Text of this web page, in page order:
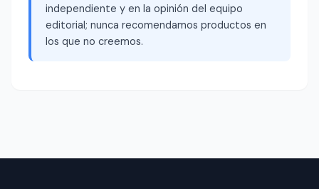
independiente y en la opinión del equipo
editorial; nunca recomendamos productos en
los que no creemos.